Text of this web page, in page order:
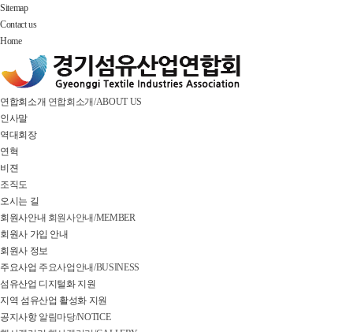
Sitemap
Contact us
Home
연합회소개 연합회소개/ABOUT US
인사말
역대회장
연혁
비젼
조직도
오시는 길
회원사안내 회원사안내/MEMBER
회원사 가입 안내
회원사 정보
주요사업 주요사업안내/BUSINESS
섬유산업 디지털화 지원
지역 섬유산업 활성화 지원
공지사항 알림마당/NOTICE